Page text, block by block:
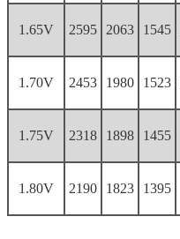
1.65V 2595 2063 1545
1.70V 2453 1980 1523
1.75V 2318 1898 1455
1.80V 2190 1823 1395